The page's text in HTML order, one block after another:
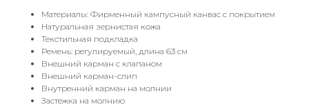
Материалы: Фирменный кампусный канвас с покрытием
Натуральная зернистая кожа
Текстильная подкладка
Ремень: регулируемый, длина 63 см
Внешний карман с клапаном
Внешний карман-слип
Внутренний карман на молнии
Застежка на молнию